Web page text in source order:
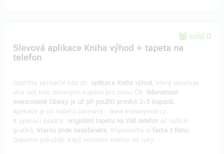
sold 0
Slevová aplikace Kniha výhod + tapeta na
telefon
Obdržíte aktivační kód do aplikace Kniha výhod, která obsahuje
více než tisíc slevových kupónu pro celou ČR. Návratnost
investované částky je už při použití prvních 2-3 kupónů.
Aplikace je od našeho partnera - www.knihavyhod.cz
K aplikaci získáte originální tapetu na Váš telefon od našich
grafiků, kterou jinde neseženete. Připomeňte si fakta z filmu
Dopamin pokaždé, když vezmete telefon do ruky.